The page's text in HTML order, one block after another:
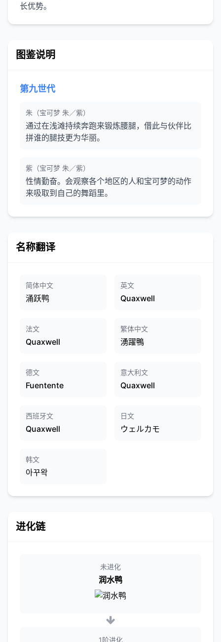
长优势。
图鉴说明
第九世代
朱（宝可梦 朱／紫）
通过在浅滩持续奔跑来锻炼腰腿，借此与伙伴比
拼谁的腿技更为华丽。
紫（宝可梦 朱／紫）
性情勤奋。会观察各个地区的人和宝可梦的动作
来吸取到自己的舞蹈里。
名称翻译
简体中文
涌跃鸭
英文
Quaxwell
法文
Quaxwell
繁体中文
湧躍鴨
德文
Fuentente
意大利文
Quaxwell
西班牙文
Quaxwell
日文
ウェルカモ
韩文
아꾸왁
进化链
未进化
润水鸭
1阶进化